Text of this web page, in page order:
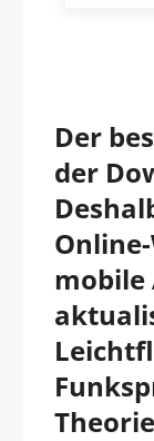
Der
der
mobile